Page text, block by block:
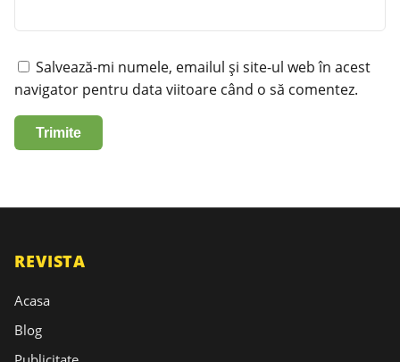
Salvează-mi numele, emailul și site-ul web în acest
navigator pentru data viitoare când o să comentez.
REVISTA
Acasa
Blog